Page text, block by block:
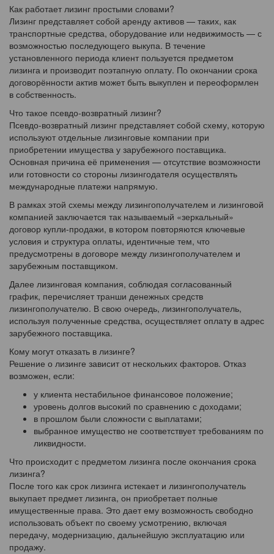
Как работает лизинг простыми словами?
Лизинг представляет собой аренду активов — таких, как
транспортные средства, оборудование или недвижимость — с
возможностью последующего выкупа. В течение
установленного периода клиент пользуется предметом
лизинга и производит поэтапную оплату. По окончании срока
договорённости актив может быть выкуплен и переоформлен
в собственность.
Что такое псевдо-возвратный лизинг?
Псевдо-возвратный лизинг представляет собой схему, которую
используют отдельные лизинговые компании при
приобретении имущества у зарубежного поставщика.
Основная причина её применения — отсутствие возможности
или готовности со стороны лизингодателя осуществлять
международные платежи напрямую.
В рамках этой схемы между лизингополучателем и лизинговой
компанией заключается так называемый «зеркальный»
договор купли-продажи, в котором повторяются ключевые
условия и структура оплаты, идентичные тем, что
предусмотрены в договоре между лизингополучателем и
зарубежным поставщиком.
Далее лизинговая компания, соблюдая согласованный
график, перечисляет транши денежных средств
лизингополучателю. В свою очередь, лизингополучатель,
используя полученные средства, осуществляет оплату в адрес
зарубежного поставщика.
Кому могут отказать в лизинге?
Решение о лизинге зависит от нескольких факторов. Отказ
возможен, если:
у клиента нестабильное финансовое положение;
уровень долгов высокий по сравнению с доходами;
в прошлом были сложности с выплатами;
выбранное имущество не соответствует требованиям по
ликвидности.
Что происходит с предметом лизинга после окончания срока
лизинга?
После того как срок лизинга истекает и лизингополучатель
выкупает предмет лизинга, он приобретает полные
имущественные права. Это дает ему возможность свободно
использовать объект по своему усмотрению, включая
передачу, модернизацию, дальнейшую эксплуатацию или
продажу.